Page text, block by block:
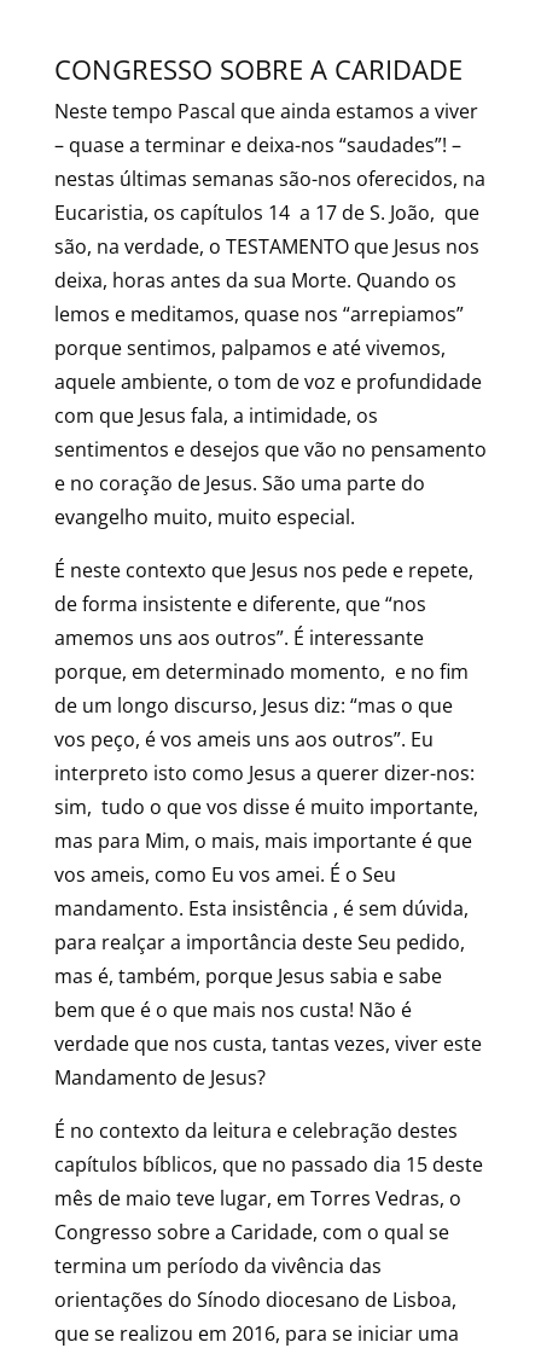
CONGRESSO SOBRE A CARIDADE
Neste tempo Pascal que ainda estamos a viver
– quase a terminar e deixa-nos “saudades”! –
nestas últimas semanas são-nos oferecidos, na
Eucaristia, os capítulos 14 a 17 de S. João, que
são, na verdade, o TESTAMENTO que Jesus nos
deixa, horas antes da sua Morte. Quando os
lemos e meditamos, quase nos “arrepiamos”
porque sentimos, palpamos e até vivemos,
aquele ambiente, o tom de voz e profundidade
com que Jesus fala, a intimidade, os
sentimentos e desejos que vão no pensamento
e no coração de Jesus. São uma parte do
evangelho muito, muito especial.
É neste contexto que Jesus nos pede e repete,
de forma insistente e diferente, que “nos
amemos uns aos outros”. É interessante
porque, em determinado momento, e no fim
de um longo discurso, Jesus diz: “mas o que
vos peço, é vos ameis uns aos outros”. Eu
interpreto isto como Jesus a querer dizer-nos:
sim, tudo o que vos disse é muito importante,
mas para Mim, o mais, mais importante é que
vos ameis, como Eu vos amei. É o Seu
mandamento. Esta insistência , é sem dúvida,
para realçar a importância deste Seu pedido,
mas é, também, porque Jesus sabia e sabe
bem que é o que mais nos custa! Não é
verdade que nos custa, tantas vezes, viver este
Mandamento de Jesus?
É no contexto da leitura e celebração destes
capítulos bíblicos, que no passado dia 15 deste
mês de maio teve lugar, em Torres Vedras, o
Congresso sobre a Caridade, com o qual se
termina um período da vivência das
orientações do Sínodo diocesano de Lisboa,
que se realizou em 2016, para se iniciar uma